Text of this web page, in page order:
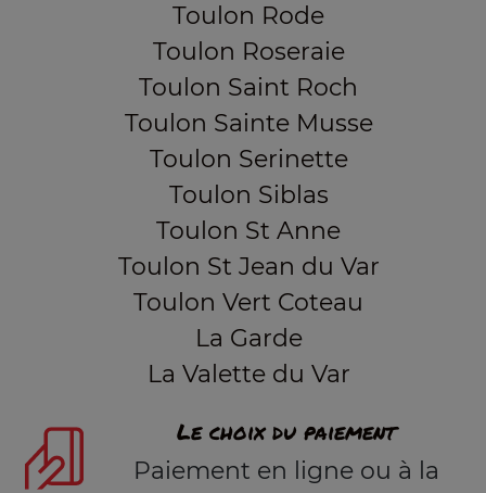
Toulon Rode
Toulon Roseraie
Toulon Saint Roch
Toulon Sainte Musse
Toulon Serinette
Toulon Siblas
Toulon St Anne
Toulon St Jean du Var
Toulon Vert Coteau
La Garde
La Valette du Var
Le choix du paiement
Paiement en ligne ou à la